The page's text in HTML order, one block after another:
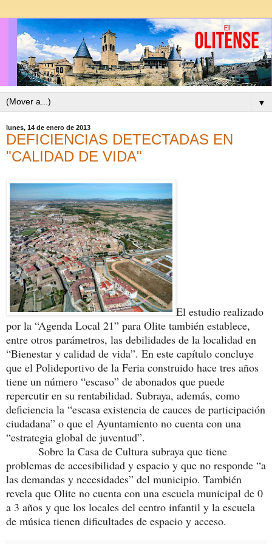
▼
lunes, 14 de enero de 2013
DEFICIENCIAS DETECTADAS EN
"CALIDAD DE VIDA"
El estudio realizado
por la “Agenda Local 21” para Olite también establece,
entre otros parámetros, las debilidades de la localidad en
“Bienestar y calidad de vida”. En este capítulo concluye
que el Polideportivo de la Feria construido hace tres años
tiene un número “escaso” de abonados que puede
repercutir en su rentabilidad. Subraya, además, como
deficiencia la “escasa existencia de cauces de participación
ciudadana” o que el Ayuntamiento no cuenta con una
“estrategia global de juventud”.
Sobre la Casa de Cultura subraya que tiene
problemas de accesibilidad y espacio y que no responde “a
las demandas y necesidades” del municipio. También
revela que Olite no cuenta con una escuela municipal de 0
a 3 años y que los locales del centro infantil y la escuela
de música tienen dificultades de espacio y acceso.